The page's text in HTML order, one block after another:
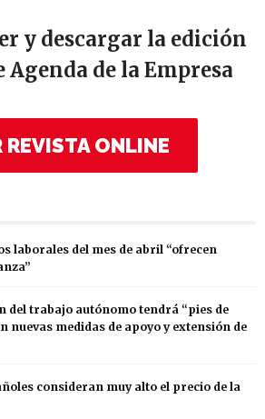
y descargar la edición
Agenda de la Empresa
REVISTA ONLINE
laborales del mes de abril “ofrecen
del trabajo autónomo tendrá “pies de
nuevas medidas de apoyo y extensión de
consideran muy alto el precio de la